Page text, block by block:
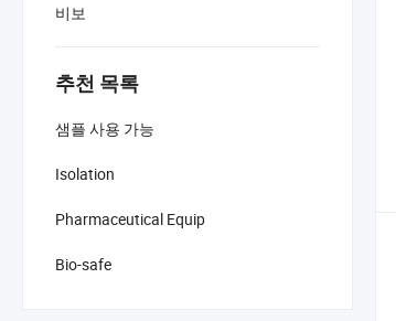
비보
추천 목록
샘플 사용 가능
Isolation
Pharmaceutical Equip
Bio-safe